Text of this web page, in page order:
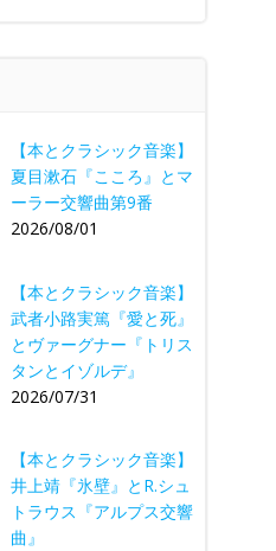
【本とクラシック音楽】
夏目漱石『こころ』とマ
ーラー交響曲第9番
2026/08/01
【本とクラシック音楽】
武者小路実篤『愛と死』
とヴァーグナー『トリス
タンとイゾルデ』
2026/07/31
【本とクラシック音楽】
井上靖『氷壁』とR.シュ
トラウス『アルプス交響
曲』